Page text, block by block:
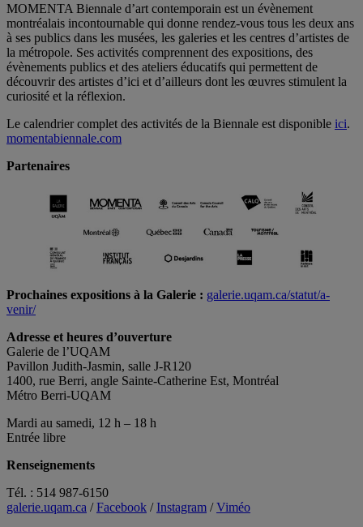
MOMENTA Biennale d’art contemporain est un évènement
montréalais incontournable qui donne rendez-vous tous les deux ans
à ses publics dans les musées, les galeries et les centres d’artistes de
la métropole. Ses activités comprennent des expositions, des
évènements publics et des ateliers éducatifs qui permettent de
découvrir des artistes d’ici et d’ailleurs dont les œuvres stimulent la
curiosité et la réflexion.
Le calendrier complet des activités de la Biennale est disponible ici.
momentabiennale.com
Partenaires
Prochaines expositions à la Galerie : galerie.uqam.ca/statut/a-
venir/
Adresse et heures d’ouverture
Galerie de l’UQAM
Pavillon Judith-Jasmin, salle J-R120
1400, rue Berri, angle Sainte-Catherine Est, Montréal
Métro Berri-UQAM
Mardi au samedi, 12 h – 18 h
Entrée libre
Renseignements
Tél. : 514 987-6150
galerie.uqam.ca /Facebook /Instagram /Viméo